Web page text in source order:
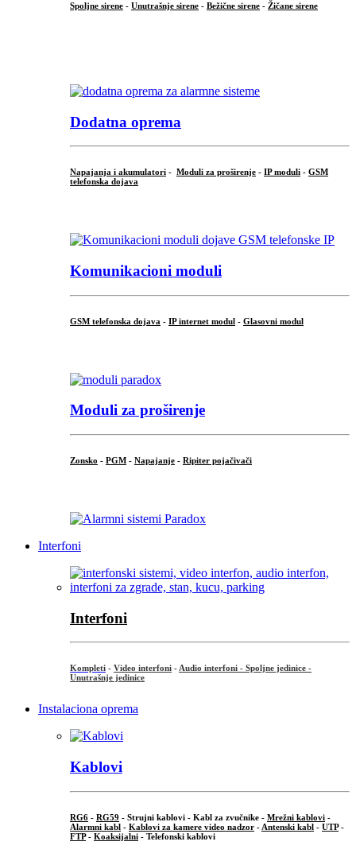
Spoljne sirene - Unutrašnje sirene - Bežične sirene - Žičane sirene
Dodatna oprema
Napajanja i akumulatori - Moduli za proširenje - IP moduli - GSM
telefonska dojava
Komunikacioni moduli
GSM telefonska dojava - IP internet modul - Glasovni modul
Moduli za proširenje
Zonsko - PGM - Napajanje - Ripiter pojačivači
Interfoni
Interfoni
Kompleti - Video interfoni - Audio interfoni - Spoljne jedinice -
Unutrašnje jedinice
Instalaciona oprema
Kablovi
RG6 - RG59 - Strujni kablovi - Kabl za zvučnike - Mrežni kablovi -
Alarmni kabl - Kablovi za kamere video nadzor - Antenski kabl - UTP-
FTP- Koaksijalni - Telefonski kablovi